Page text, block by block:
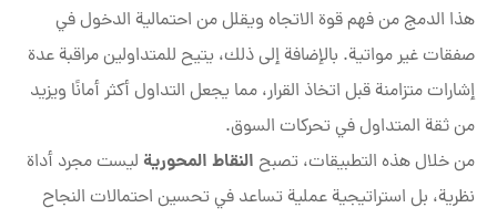
هذا الدمج من فهم قوة الاتجاه ويقلل من احتمالية الدخول في
صفقات غير مواتية. بالإضافة إلى ذلك، يتيح للمتداولين مراقبة عدة
إشارات متزامنة قبل اتخاذ القرار، مما يجعل التداول أكثر أمانًا ويزيد
من ثقة المتداول في تحركات السوق.
من خلال هذه التطبيقات، تصبح النقاط المحورية ليست مجرد أداة
نظرية، بل استراتيجية عملية تساعد في تحسين احتمالات النجاح